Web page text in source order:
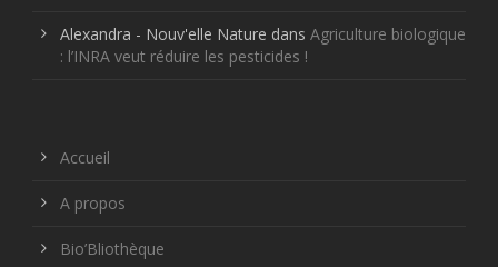
Alexandra - Nouv'elle Nature dans Agriculture biologique
: l’INRA veut réduire les pesticides !
Accueil
A propos
Bio’Bliothèque